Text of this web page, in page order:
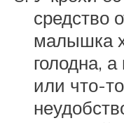
средство
малышка
голодна,
или что-